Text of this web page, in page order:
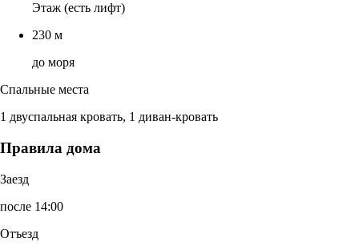
Этаж (есть лифт)
230 м
до моря
Спальные места
1 двуспальная кровать, 1 диван-кровать
Правила дома
Заезд
после 14:00
Отъезд